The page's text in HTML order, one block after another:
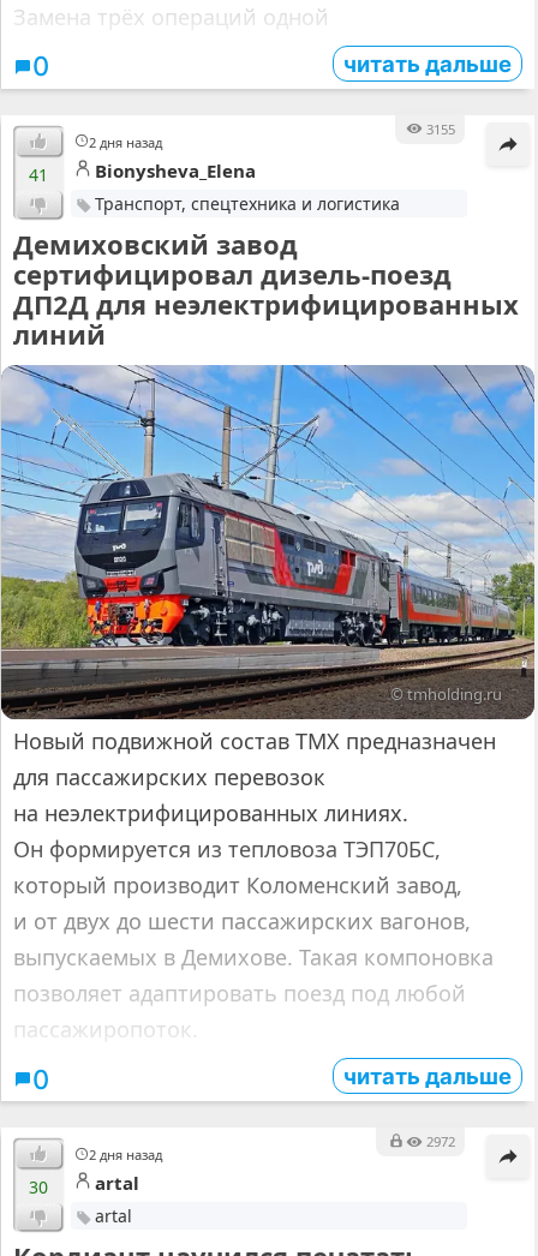
Замена трёх операций одной
0 читать дальше
2 дня назад
3155
41 Bionysheva_Elena
Транспорт, спецтехника и логистика
Демиховский завод
сертифицировал дизель-поезд
ДП2Д для неэлектрифицированных
линий
© tmholding.ru
Новый подвижной состав ТМХ предназначен
для пассажирских перевозок
на неэлектрифицированных линиях.
Он формируется из тепловоза ТЭП70БС,
который производит Коломенский завод,
и от двух до шести пассажирских вагонов,
выпускаемых в Демихове. Такая компоновка
позволяет адаптировать поезд под любой
пассажиропоток.
0 читать дальше
2 дня назад
2972
30 artal
artal